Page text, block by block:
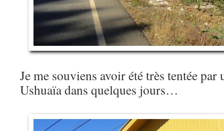
Je me souviens avoir été très tentée par
Ushuaïa dans quelques jours…